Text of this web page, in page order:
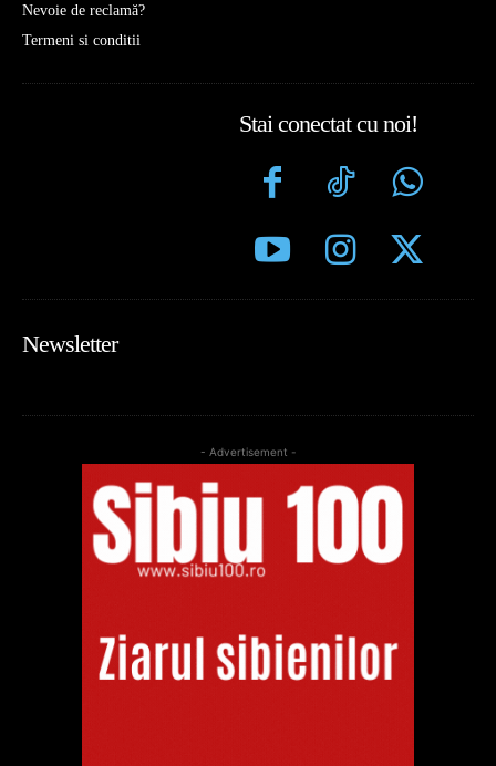
Nevoie de reclamă?
Termeni si conditii
Stai conectat cu noi!
Newsletter
- Advertisement -